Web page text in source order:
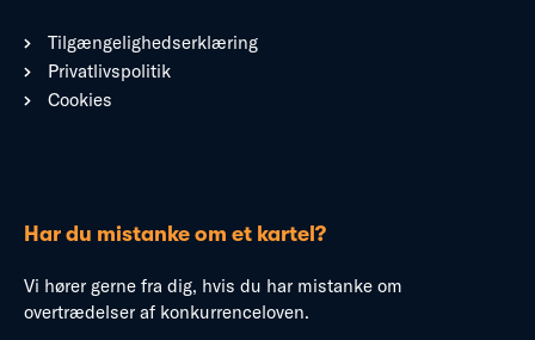
Tilgængelighedserklæring
Privatlivspolitik
Cookies
Har du mistanke om et kartel?
Vi hører gerne fra dig, hvis du har mistanke om
overtrædelser af konkurrenceloven.